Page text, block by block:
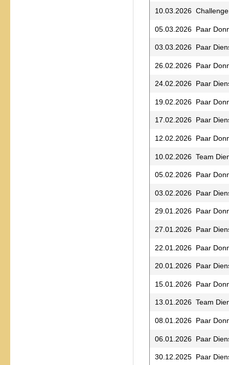
10.03.2026
05.03.2026 Paar
03.03.2026 Paar
26.02.2026 Paar
24.02.2026 Paar
19.02.2026 Paar
17.02.2026 Paar
12.02.2026 Paar
10.02.2026 Team
05.02.2026 Paar
03.02.2026 Paar
29.01.2026 Paar
27.01.2026 Paar
22.01.2026 Paar
20.01.2026 Paar
15.01.2026 Paar
13.01.2026 Team
08.01.2026 Paar
06.01.2026 Paar
30.12.2025 Paar